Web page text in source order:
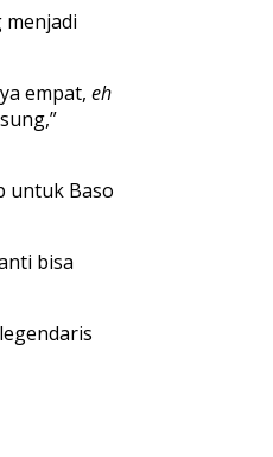
empat, eh
untuk Baso
bisa